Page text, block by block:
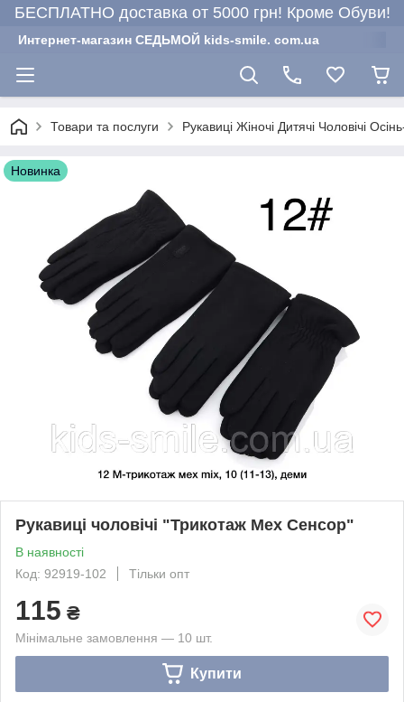
БЕСПЛАТНО доставка от 5000 грн! Кроме Обуви!
Интернет-магазин СЕДЬМОЙ kids-smile. com.ua
Товари та послуги Рукавиці Жіночі Дитячі Чоловічі
Новинка
Рукавиці чоловічі "Трикотаж Мех Сенсор"
В наявності
Код: 92919-102
Тільки опт
115 ₴
Мінімальне замовлення — 10 шт.
Купити